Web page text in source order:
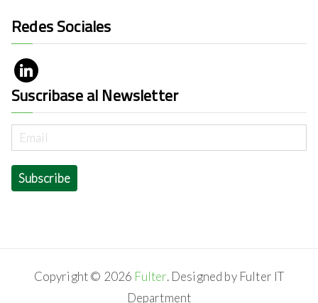
Redes Sociales
Suscribase al Newsletter
Copyright © 2026 Fulter. Designed by Fulter IT
Department